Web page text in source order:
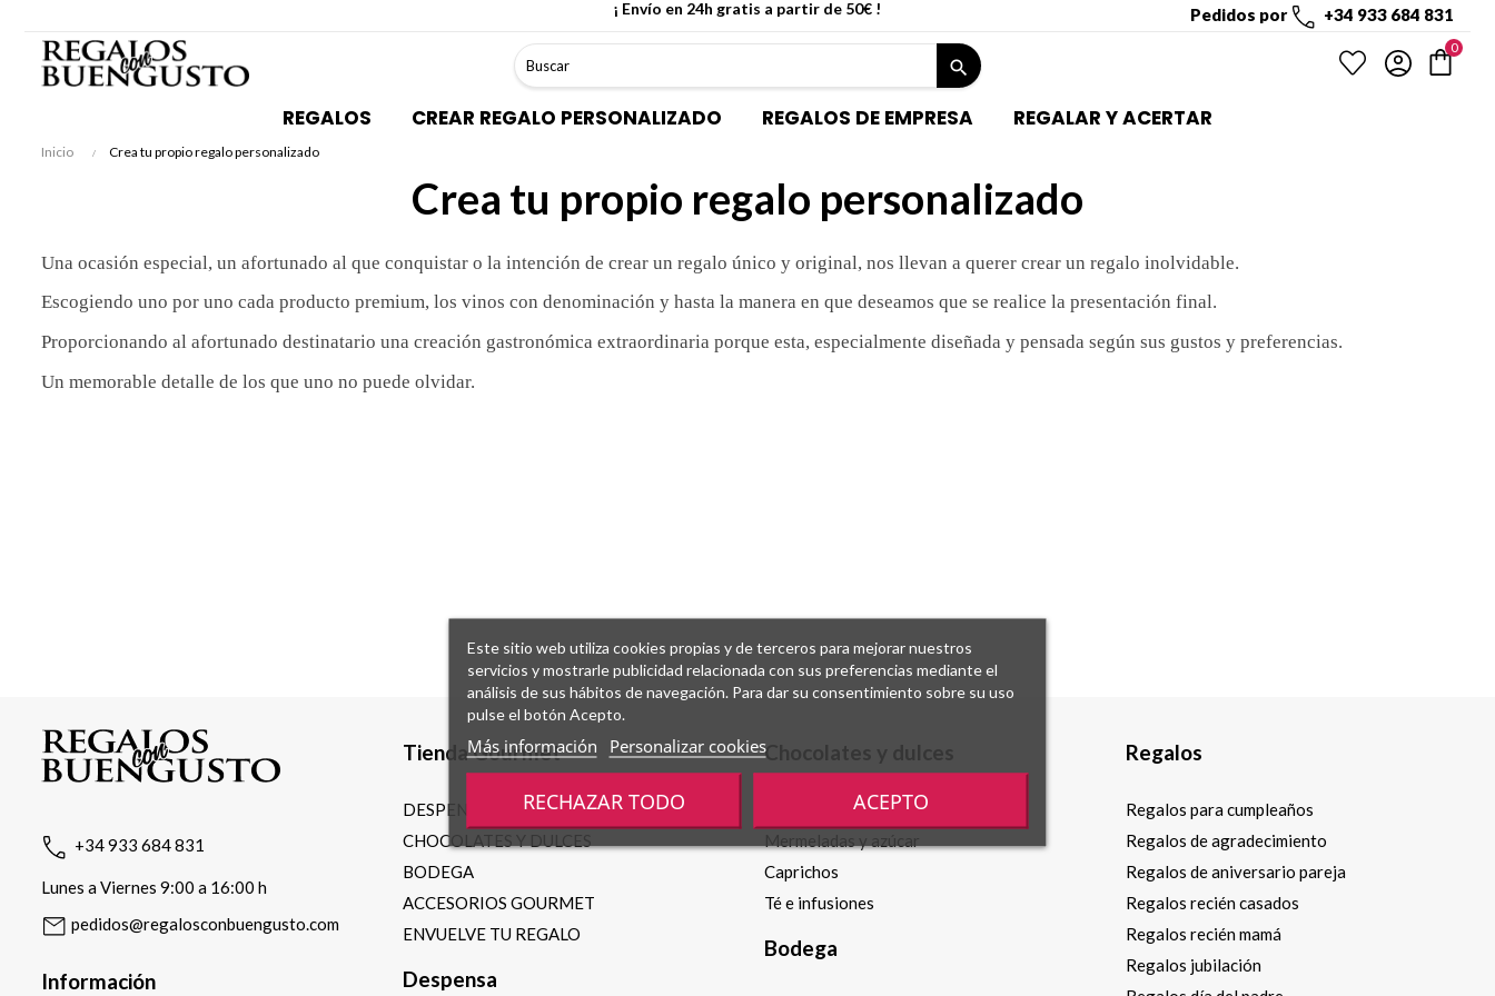
¡ Envío en 24h gratis a partir de 50€ ! Pedidos por +34 933 684 831
search
0
REGALOS CREAR REGALO PERSONALIZADO REGALOS DE EMPRESA REGALAR Y ACERTAR
Inicio Crea tu propio regalo personalizado
Crea tu propio regalo personalizado
Una ocasión especial, un afortunado al que conquistar o la intención de crear un regalo único y original, nos llevan a querer crear un regalo inolvidable.
Escogiendo uno por uno cada producto premium, los vinos con denominación y hasta la manera en que deseamos que se realice la presentación final.
Proporcionando al afortunado destinatario una creación gastronómica extraordinaria porque esta, especialmente diseñada y pensada según sus gustos y preferencias.
Un memorable detalle de los que uno no puede olvidar.
+34 933 684 831
Lunes a Viernes 9:00 a 16:00 h
pedidos@regalosconbuengusto.com
Información
Tienda Gourmet
DESPENSA
CHOCOLATES Y DULCES
BODEGA
ACCESORIOS GOURMET
ENVUELVE TU REGALO
Despensa
Chocolates y dulces
Chocolates y bombones
Mermeladas y azúcar
Caprichos
Té e infusiones
Bodega
Regalos
Regalos para cumpleaños
Regalos de agradecimiento
Regalos de aniversario pareja
Regalos recién casados
Regalos recién mamá
Regalos jubilación
Este sitio web utiliza cookies propias y de terceros para mejorar nuestros
servicios y mostrarle publicidad relacionada con sus preferencias mediante el
análisis de sus hábitos de navegación. Para dar su consentimiento sobre su uso
pulse el botón Acepto.
Más información Personalizar cookies
RECHAZAR TODO ACEPTO